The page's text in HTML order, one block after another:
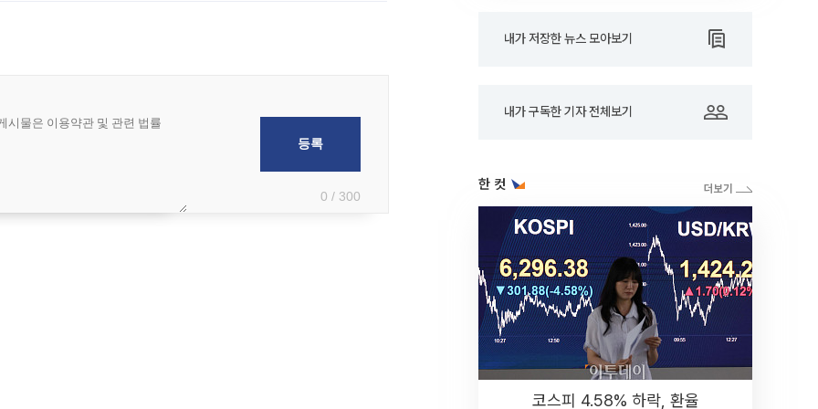
0 / 300
내가 저장한 뉴스 모아보기
내가 구독한 기자 전체보기
한 컷
코스피 4.58% 하락, 환율